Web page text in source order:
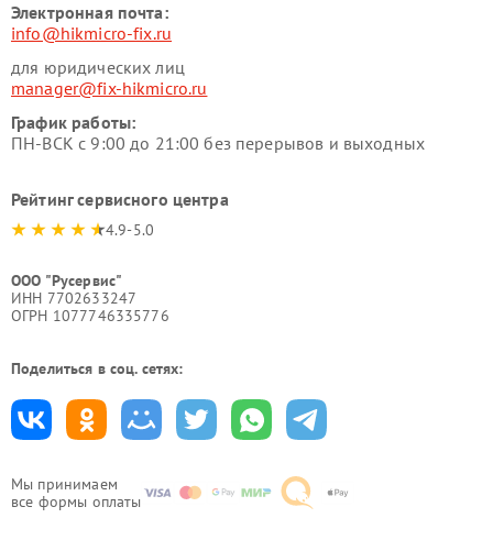
Мы принимаем
все формы оплаты
Электронная почта:
info@hikmicro-fix.ru
для юридических лиц
manager@fix-hikmicro.ru
График работы:
ПН-ВСК с 9:00 до 21:00 без перерывов и выходных
Рейтинг сервисного центра
4.9-5.0
ООО "Русервис"
ИНН 7702633247
ОГРН 1077746335776
Поделиться в соц. сетях: